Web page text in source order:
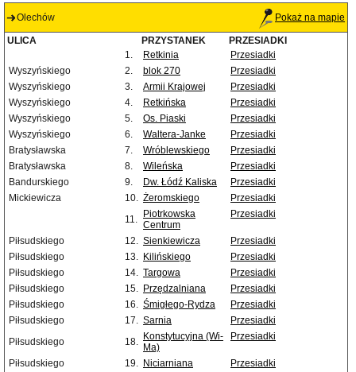
Olechów Pokaż na mapie
ULICA PRZYSTANEK
PRZESIADKI
1.
Retkinia
Przesiadki
Wyszyńskiego
2. blok 270
Przesiadki
Wyszyńskiego
3. Armii Krajowej
Przesiadki
Wyszyńskiego
4. Retkińska
Przesiadki
Wyszyńskiego
5. Os. Piaski
Przesiadki
Wyszyńskiego
6. Waltera-Janke
Przesiadki
Bratysławska
7. Wróblewskiego
Przesiadki
Bratysławska
8. Wileńska
Przesiadki
Bandurskiego
9. Dw. Łódź Kaliska
Przesiadki
Mickiewicza
10. Żeromskiego
Przesiadki
11.
Piotrkowska
Centrum
Przesiadki
Piłsudskiego 12. Sienkiewicza
Przesiadki
Piłsudskiego
13. Kilińskiego
Przesiadki
Piłsudskiego
14. Targowa
Przesiadki
Piłsudskiego
15. Przędzalniana
Przesiadki
Piłsudskiego
16. Śmigłego-Rydza
Przesiadki
Piłsudskiego
17. Sarnia
Przesiadki
Piłsudskiego
18. Konstytucyjna (Wi-
Ma)
Przesiadki
Piłsudskiego 19. Niciarniana
Przesiadki